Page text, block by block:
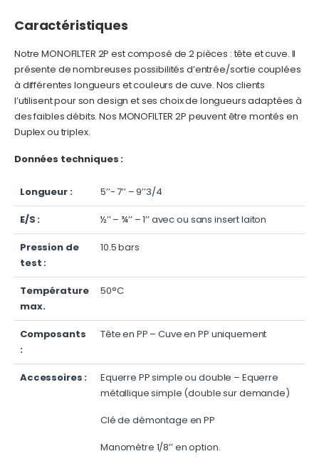
Caractéristiques
Notre MONOFILTER 2P est composé de 2 pièces : tête et cuve. Il
présente de nombreuses possibilités d’entrée/sortie couplées
à différentes longueurs et couleurs de cuve. Nos clients
l’utilisent pour son design et ses choix de longueurs adaptées à
des faibles débits. Nos MONOFILTER 2P peuvent être montés en
Duplex ou triplex.
Données techniques :
Longueur : 5’’- 7’’ – 9’’3/4
E/S : ½’’ – ¾’’ – 1’’ avec ou sans insert laiton
Pression de
test :
10.5 bars
Température
max.
50°C
Composants
:
Tête en PP – Cuve en PP uniquement
Accessoires :
Equerre PP simple ou double – Equerre
métallique simple (double sur demande)
Clé de démontage en PP
Manomètre 1/8’’ en option.